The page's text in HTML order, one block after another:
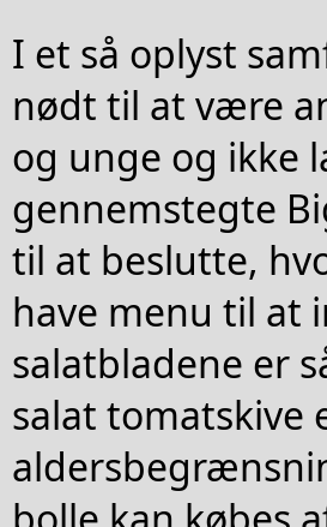
I et så oplyst
nødt til at være
og unge og ikke
gennemstegte
til at beslutte,
have menu til at
salatbladene er
salat tomatskive